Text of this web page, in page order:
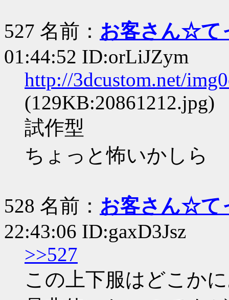
527 名前： お客さん☆て
01:44:52 ID:orLiJZym
http://3dcustom.net/
(129KB:20861212.jpg)
試作型
ちょっと怖いかしら
528 名前： お客さん☆て
22:43:06 ID:gaxD3Jsz
>>527
この上下服はどこか